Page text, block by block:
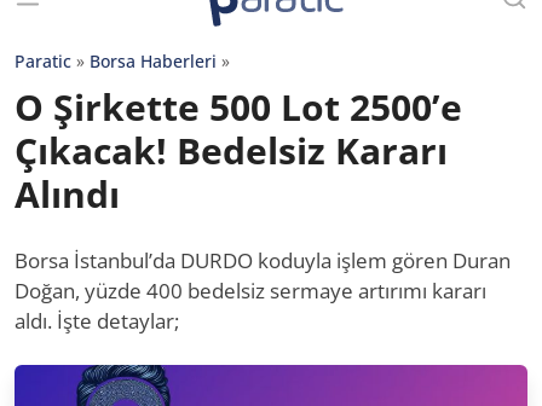
Paratic » Borsa Haberleri »
O Şirkette 500 Lot 2500’e
Çıkacak! Bedelsiz Kararı
Alındı
Borsa İstanbul’da DURDO koduyla işlem gören Duran
Doğan, yüzde 400 bedelsiz sermaye artırımı kararı
aldı. İşte detaylar;